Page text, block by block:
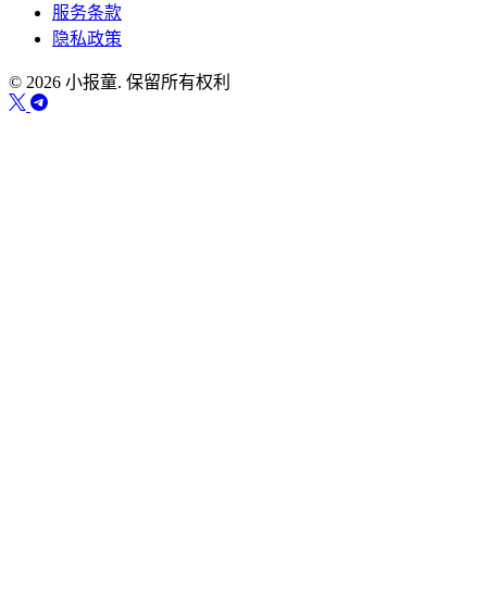
服务条款
隐私政策
© 2026 小报童. 保留所有权利